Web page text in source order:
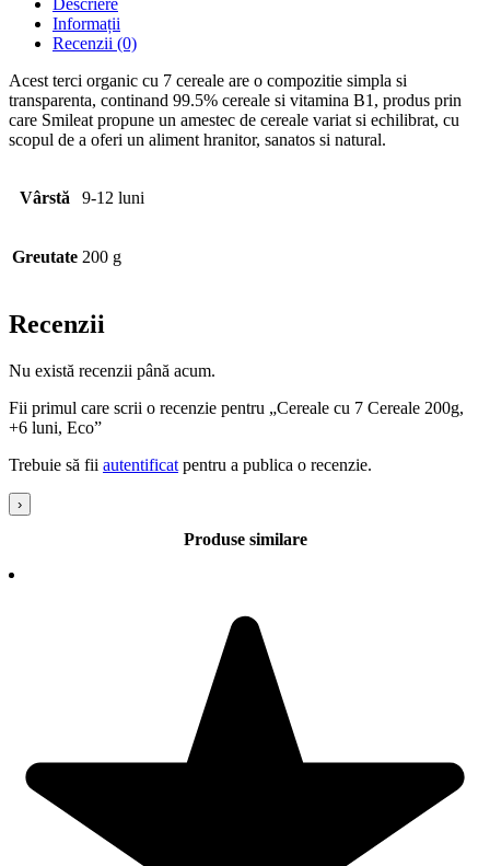
Descriere
Informații
Recenzii (0)
Acest terci organic cu 7 cereale are o compozitie simpla si
transparenta, continand 99.5% cereale si vitamina B1, produs prin
care Smileat propune un amestec de cereale variat si echilibrat, cu
scopul de a oferi un aliment hranitor, sanatos si natural.
Vârstă 9-12 luni
Greutate 200 g
Recenzii
Nu există recenzii până acum.
Fii primul care scrii o recenzie pentru „Cereale cu 7 Cereale 200g,
+6 luni, Eco”
Trebuie să fii autentificat pentru a publica o recenzie.
›
Produse similare